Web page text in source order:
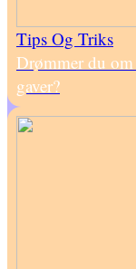
Tips Og Triks
Drømmer du
gaver?